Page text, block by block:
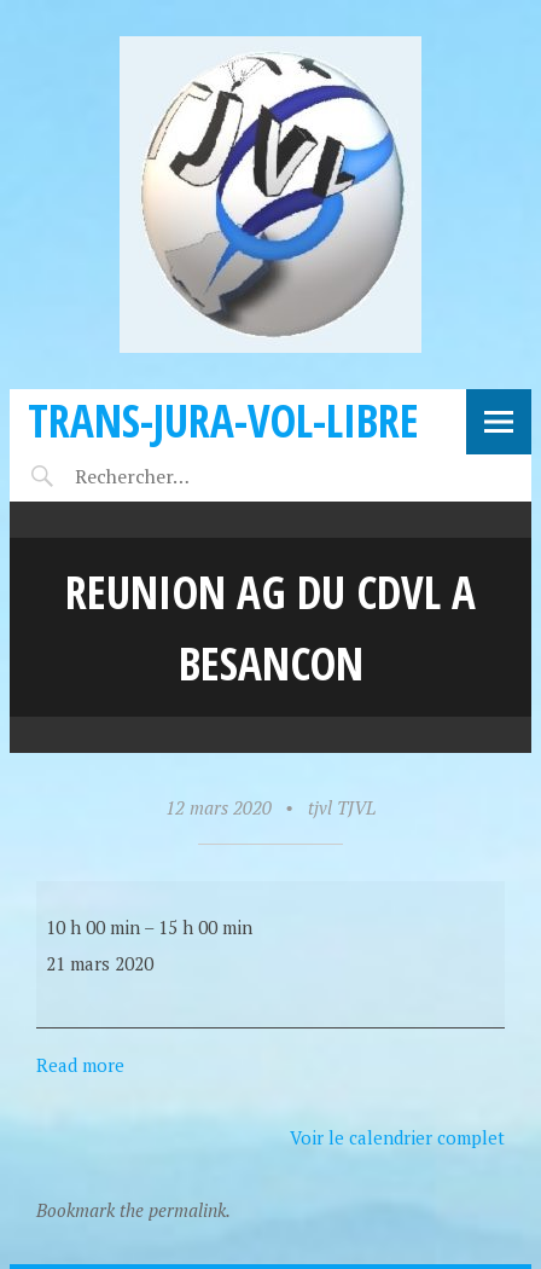
TRANS-JURA-VOL-LIBRE
REUNION AG DU CDVL A
BESANCON
12 mars 2020 • tjvl TJVL
10 h 00 min – 15 h 00 min
21 mars 2020
Read more
Voir le calendrier complet
Bookmark the permalink.